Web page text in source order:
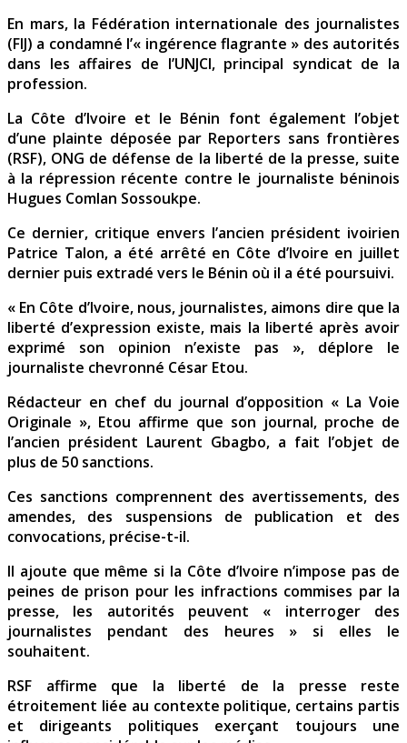
En mars, la Fédération internationale des journalistes
(FIJ) a condamné l’« ingérence flagrante » des autorités
dans les affaires de l’UNJCI, principal syndicat de la
profession.
La Côte d’Ivoire et le Bénin font également l’objet
d’une plainte déposée par Reporters sans frontières
(RSF), ONG de défense de la liberté de la presse, suite
à la répression récente contre le journaliste béninois
Hugues Comlan Sossoukpe.
Ce dernier, critique envers l’ancien président ivoirien
Patrice Talon, a été arrêté en Côte d’Ivoire en juillet
dernier puis extradé vers le Bénin où il a été poursuivi.
« En Côte d’Ivoire, nous, journalistes, aimons dire que la
liberté d’expression existe, mais la liberté après avoir
exprimé son opinion n’existe pas », déplore le
journaliste chevronné César Etou.
Rédacteur en chef du journal d’opposition « La Voie
Originale », Etou affirme que son journal, proche de
l’ancien président Laurent Gbagbo, a fait l’objet de
plus de 50 sanctions.
Ces sanctions comprennent des avertissements, des
amendes, des suspensions de publication et des
convocations, précise-t-il.
Il ajoute que même si la Côte d’Ivoire n’impose pas de
peines de prison pour les infractions commises par la
presse, les autorités peuvent « interroger des
journalistes pendant des heures » si elles le
souhaitent.
RSF affirme que la liberté de la presse reste
étroitement liée au contexte politique, certains partis
et dirigeants politiques exerçant toujours une